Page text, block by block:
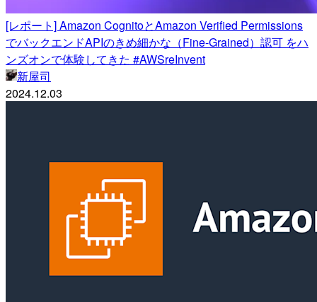
[レポート] Amazon CognitoとAmazon Verified Permissions
でバックエンドAPIのきめ細かな（Fine-Grained）認可 をハ
ンズオンで体験してきた #AWSreInvent
新屋司
2024.12.03